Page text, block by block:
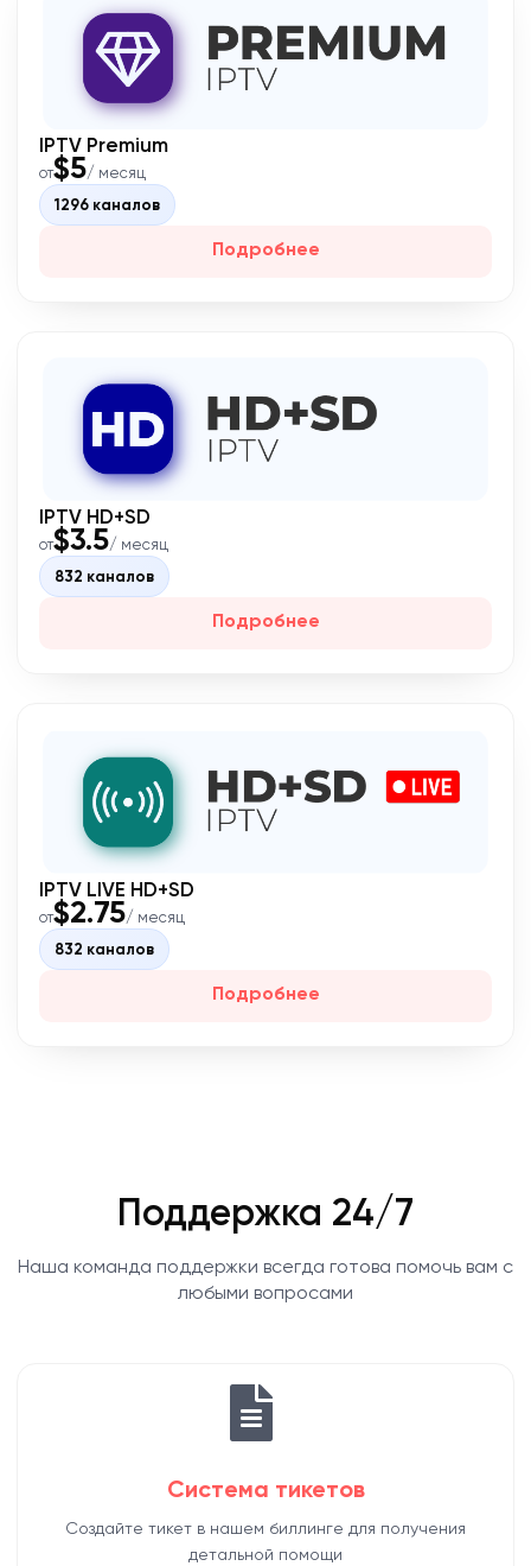
IPTV Premium
от$5/ месяц
1296 каналов
Подробнее
IPTV HD+SD
от$3.5/ месяц
832 каналов
Подробнее
IPTV LIVE HD+SD
от$2.75/ месяц
832 каналов
Подробнее
Поддержка 24/7
Наша команда поддержки всегда готова помочь вам с
любыми вопросами
Система тикетов
Создайте тикет в нашем биллинге для получения
детальной помощи